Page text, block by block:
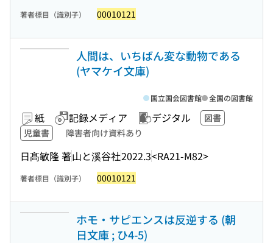
著者標目（識別子） 00010121
人間は、いちばん変な動物である
(ヤマケイ文庫)
紙 記録メディア デジタル
図書
児童書
障害者向け資料あり
日髙敏隆 著山と溪谷社2022.3<RA21-M82>
国立国会図書館 全国の図書館
著者標目（識別子） 00010121
ホモ・サピエンスは反逆する (朝
日文庫 ; ひ4-5)